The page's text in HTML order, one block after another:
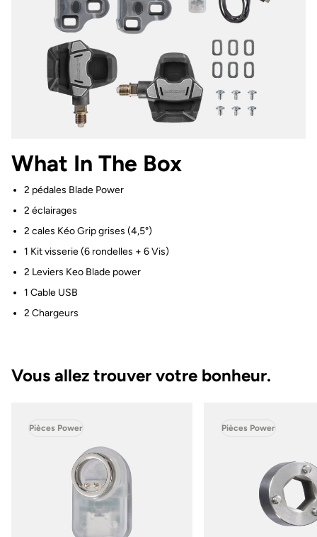
What In The Box
2 pédales Blade Power
2 éclairages
2 cales Kéo Grip grises (4,5°)
1 Kit visserie (6 rondelles + 6 Vis)
2 Leviers Keo Blade power
1 Cable USB
2 Chargeurs
Vous allez trouver votre bonheur.
Pièces Power Pièces Power